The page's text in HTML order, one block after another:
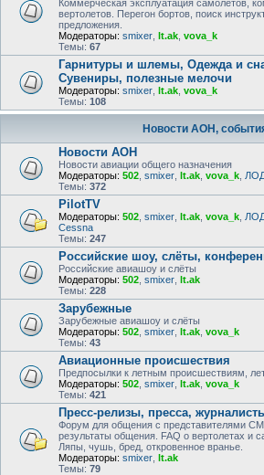
Коммерческая эксплуатация самолетов,
вертолетов. Перегон бортов, поиск
предложения.
Модераторы: smixer lt.ak vova_k
Темы: 67
Гарнитуры и шлемы, Одежда и
Сувениры, полезные мелочи
Модераторы: smixer lt.ak vova_k
Темы: 108
Новости АОН,
Новости АОН
Новости авиации общего назначения
Модераторы: 502 smixer lt.ak vova_k
Темы: 372
PilotTV
Модераторы: 502 smixer lt.ak vova_k
Cessna
Темы: 247
Российские шоу, слёты,
Российские авиашоу и слёты
Модераторы: 502 smixer lt.ak
Темы: 228
Зарубежные
Зарубежные авиашоу и слёты
Модераторы: 502 smixer lt.ak vova_k
Темы: 43
Авиационные происшествия
Предпосылки к летным происшествиям,
Модераторы: 502 smixer lt.ak vova_k
Темы: 421
Пресс-релизы, пресса,
Форум для общения с представителями
результаты общения. FAQ о вертолетах и
Ляпы, чушь, бред, откровенное вранье.
Модераторы: smixer lt.ak
Темы: 79